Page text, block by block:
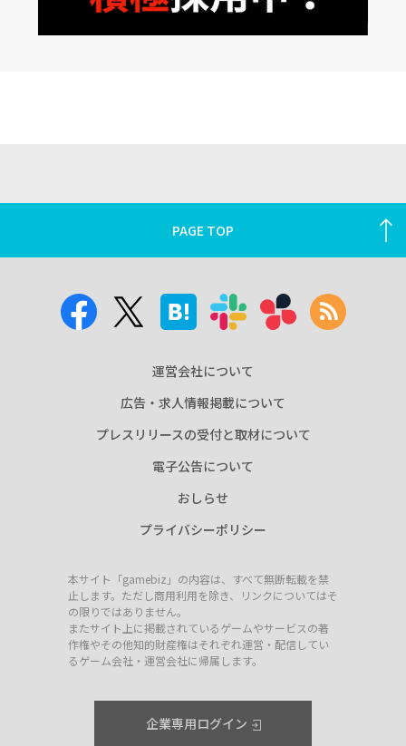
PAGE TOP
運営会社について
広告・求人情報掲載について
プレスリリースの受付と取材について
電子公告について
おしらせ
プライバシーポリシー
本サイト「gamebiz」の内容は、すべて無断転載を禁
止します。ただし商用利用を除き、リンクについてはそ
の限りではありません。
またサイト上に掲載されているゲームやサービスの著
作権やその他知的財産権はそれぞれ運営・配信してい
るゲーム会社・運営会社に帰属します。
企業専用ログイン